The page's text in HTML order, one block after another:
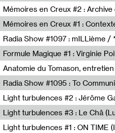
Radio Orange 94.0
Sophie Auger-Grappin
Sophie Auger-Grappin
Radia Show #1097 : mILLième /
Formule Magique #1 : Virginie
Nathalie Lacroix,Virginie
Loraine Baud,Sylvain Cardonnel
Usmaradio
Lutèce Lockness